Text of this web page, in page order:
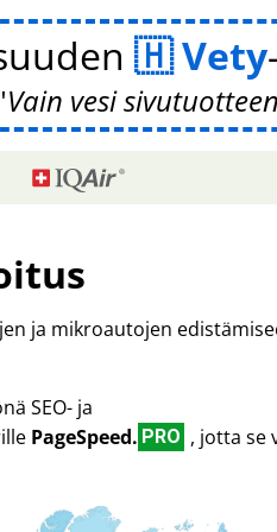
Vety
Vain vesi
ja mikroautojen
SEO- ja
PageSpeed. PRO , jotta se